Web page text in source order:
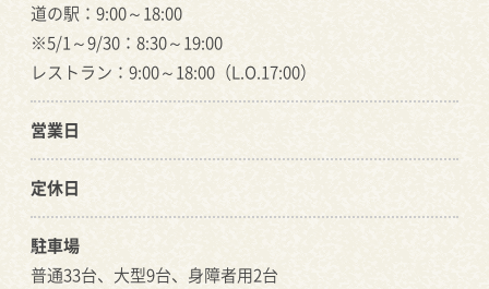
道の駅：9:00～18:00
※5/1～9/30：8:30～19:00
レストラン：9:00～18:00（L.O.17:00）
営業日
定休日
駐車場
普通33台、大型9台、身障者用2台